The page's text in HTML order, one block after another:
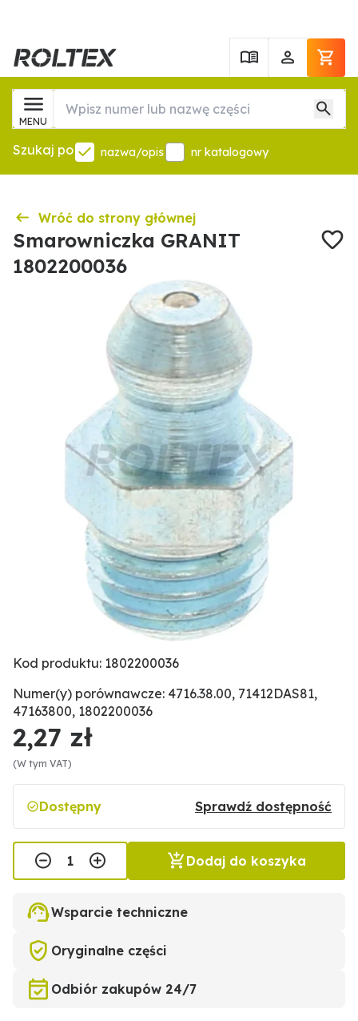
MENU
Szukaj po nazwa/opis nr katalogowy
Wróć do strony głównej
Smarowniczka GRANIT
1802200036
Kod produktu: 1802200036
Numer(y) porównawcze: 4716.38.00, 71412DAS81,
47163800, 1802200036
2,27 zł
(W tym VAT)
Dostępny Sprawdź dostępność
Dodaj do koszyka
Wsparcie techniczne
Oryginalne części
Odbiór zakupów 24/7